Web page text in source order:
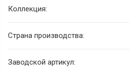
Коллекция:
Страна производства:
Заводской артикул: